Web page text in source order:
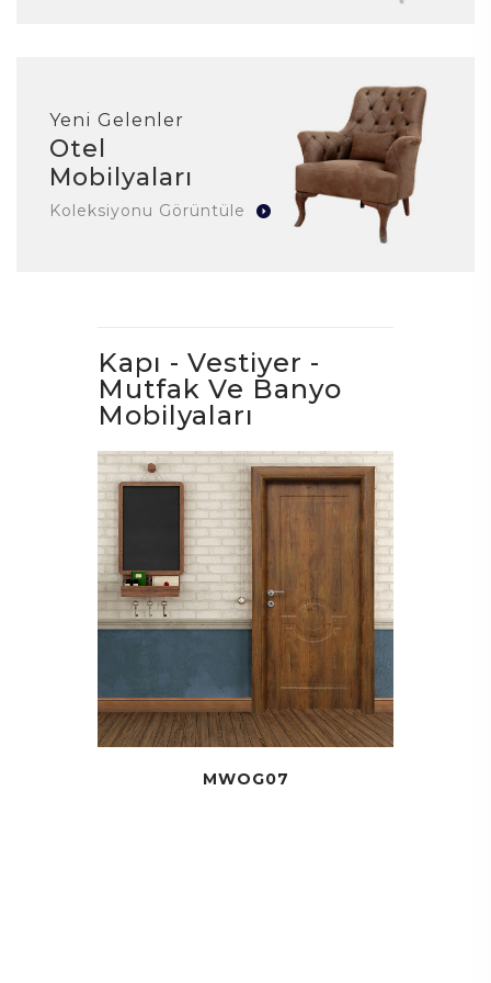
Yeni Gelenler
Otel
Mobilyaları
Koleksiyonu Görüntüle
Kapı - Vestiyer -
Mutfak Ve Banyo
Mobilyaları
MWOG07